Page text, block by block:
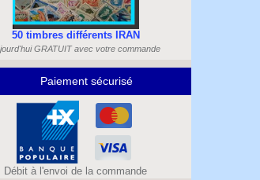
50 timbres différents IRAN
GRATUIT avec votre commande
Paiement sécurisé
Débit à l'envoi de la commande